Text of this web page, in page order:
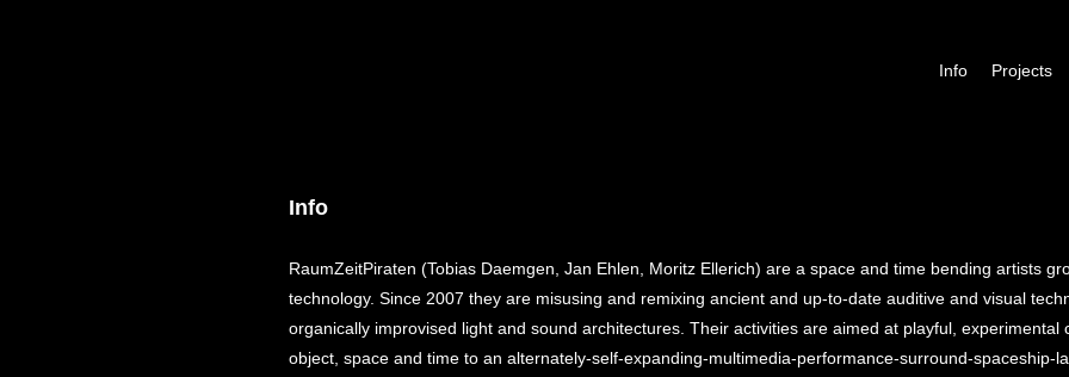
Skip to content
Info Projects
Info
RaumZeitPiraten (Tobias Daemgen, Jan Ehlen, Moritz Ellerich) are a space and time bending artists
technology. Since 2007 they are misusing and remixing ancient and up-to-date auditive and visual
organically improvised light and sound architectures. Their activities are aimed at playful, experimental
object, space and time to an alternately-self-expanding-multimedia-performance-surround-spaceship-